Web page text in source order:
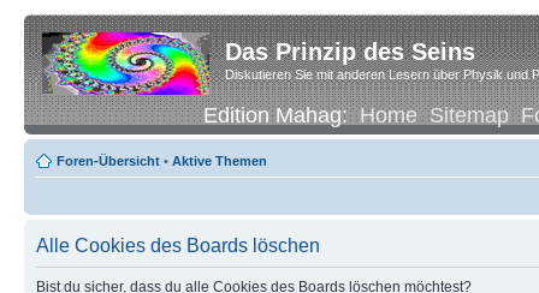
Das Prinzip des Seins
Diskutieren Sie mit anderen Lesern über Physik und
Edition Mahag:Home Sitemap
Foren-Übersicht • Aktive Themen
Alle Cookies des Boards löschen
Bist du sicher, dass du alle Cookies des Boards löschen möchtest?